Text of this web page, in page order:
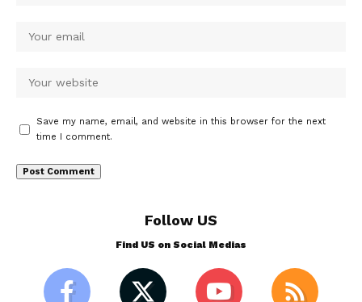
Save my name, email, and website in this browser for the next
time I comment.
Follow US
Find US on Social Medias